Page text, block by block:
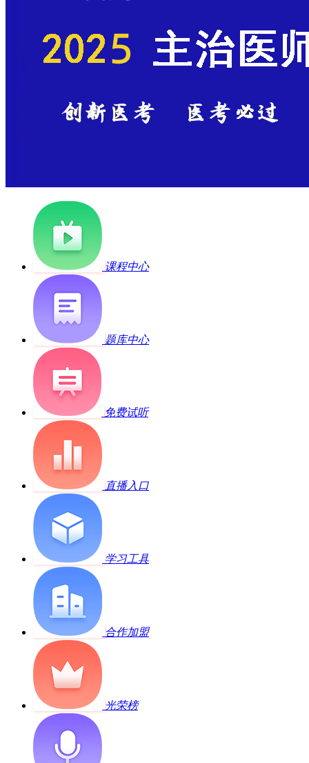
课程中心
题库中心
免费试听
直播入口
学习工具
合作加盟
光荣榜